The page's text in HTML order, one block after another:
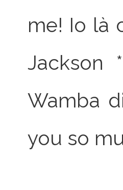
me! Io là
Jackson
Wamba
you so